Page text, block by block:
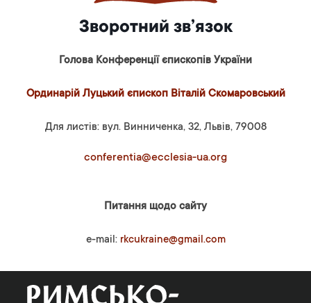
Зворотний зв’язок
Голова Конференції єпископів України
Ординарій Луцький єпископ Віталій Скомаровський
Для листів: вул. Винниченка, 32, Львів, 79008
conferentia@ecclesia-ua.org
Питання щодо сайту
e-mail: rkcukraine@gmail.com